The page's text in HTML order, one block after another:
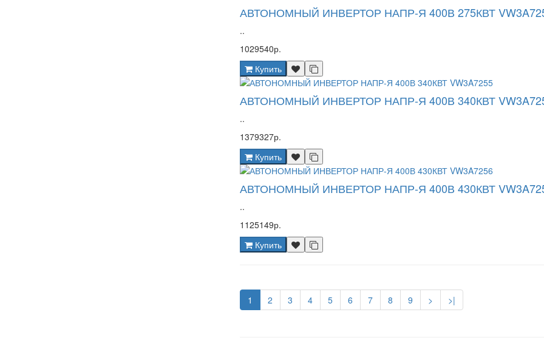
АВТОНОМНЫЙ ИНВЕРТОР НАПР-Я 400В 275КВТ
..
1029540р.
Купить
АВТОНОМНЫЙ ИНВЕРТОР НАПР-Я 400В 340КВТ
..
1379327р.
Купить
АВТОНОМНЫЙ ИНВЕРТОР НАПР-Я 400В 430КВТ
..
1125149р.
Купить
1 2 3 4 5 6 7 8 9 > >|